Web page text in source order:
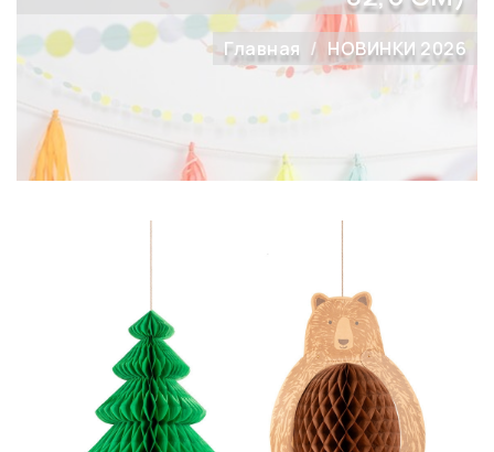
Главная НОВИНКИ 2026